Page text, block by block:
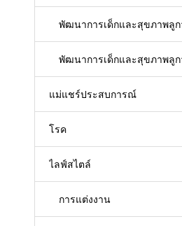
พัฒนาการเด็กและสุขภาพลูก
พัฒนาการเด็กและสุขภาพลูก
แม่แชร์ประสบการณ์
โรค
ไลฟ์สไตล์
การแต่งงาน